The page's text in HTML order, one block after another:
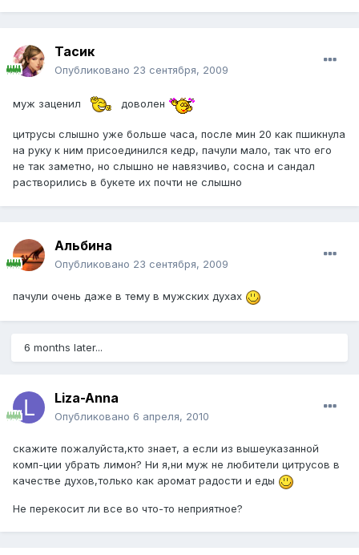
Тасик
Опубликовано 23 сентября, 2009
муж заценил доволен
цитрусы слышно уже больше часа, после мин 20 как пшикнула
на руку к ним присоединился кедр, пачули мало, так что его
не так заметно, но слышно не навязчиво, сосна и сандал
растворились в букете их почти не слышно
Альбина
Опубликовано 23 сентября, 2009
пачули очень даже в тему в мужских духах
6 months later...
Liza-Anna
Опубликовано 6 апреля, 2010
скажите пожалуйста,кто знает, а если из вышеуказанной
комп-ции убрать лимон? Ни я,ни муж не любители цитрусов в
качестве духов,только как аромат радости и еды
Не перекосит ли все во что-то неприятное?